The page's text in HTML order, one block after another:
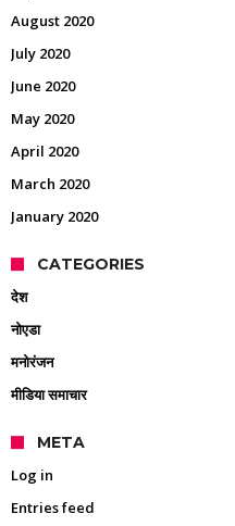
August 2020
July 2020
June 2020
May 2020
April 2020
March 2020
January 2020
CATEGORIES
देश
नोएडा
मनोरंजन
मीडिया समाचार
META
Log in
Entries feed